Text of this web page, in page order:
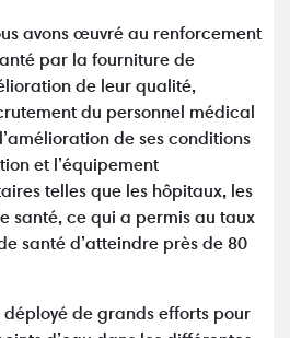
avons œuvré au renforcement
par la fourniture de
de leur qualité,
du personnel médical
de ses conditions
et l’équipement
telles que les hôpitaux, les
santé, ce qui a permis au taux
santé d’atteindre près de 80
déployé de grands efforts pour